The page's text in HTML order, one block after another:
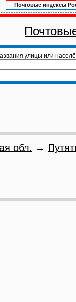
Почтовые индексы
улицы или
обл. →